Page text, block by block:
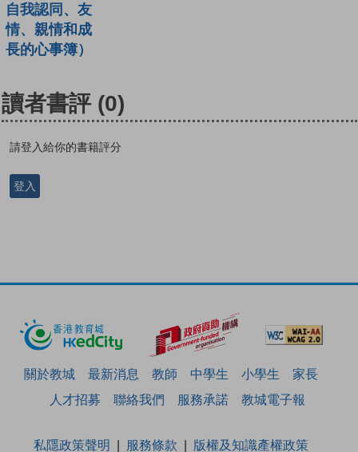
自我認同、友
情、親情和成
長的心事簿）
讀者書評 (0)
請登入給你的書籍評分
登入
關於教城 最新消息 教師 中學生 小學生
家長
人才招募
聯絡我們 服務承諾 教城電子報
私隱政策聲明 服務條款 版權及知識產權政策